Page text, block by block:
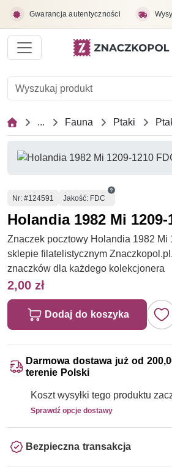
Gwarancja autentyczności
... Fauna Ptaki
Numer
Nr: #124591 Jakość: FDC
Holandia 1982 Mi 1209-
Znaczek pocztowy Holandia 1982 Mi
sklepie filatelistycznym
znaczków dla każdego kolekcjonera
2,00 zł
Dodaj do koszyka
Darmowa dostawa już od
terenie Polski
Koszt wysyłki tego produktu
Sprawdź opcje dostawy
Bezpieczna transakcja